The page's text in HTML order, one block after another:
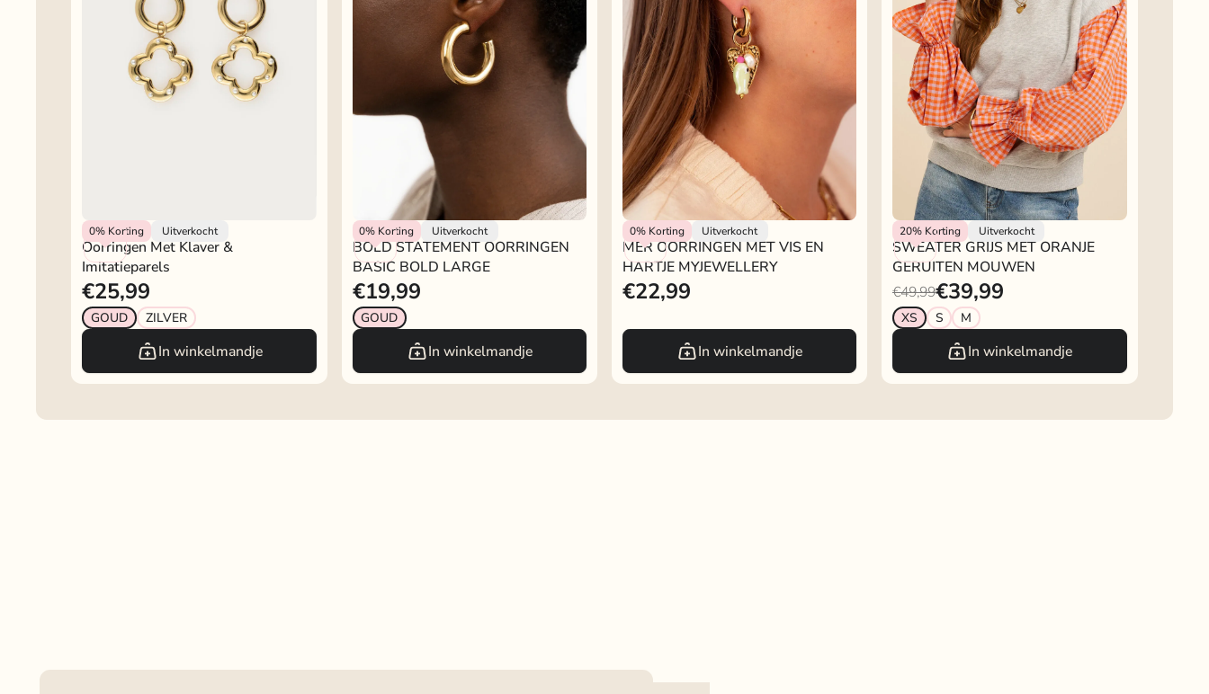
0% Korting Uitverkocht
My Jewellery
Oorringen Met Klaver &
Imitatieparels
€25,99
GOUD ZILVER
In winkelmandje
0% Korting Uitverkocht
My Jewellery
BOLD STATEMENT OORRINGEN
BASIC BOLD LARGE
€19,99
GOUD
In winkelmandje
0%Korting Uitverkocht
My Jewellery
MER OORRINGEN MET VIS EN
HARTJE MYJEWELLERY
€22,99
In winkelmandje
20%Korting Uitverkocht
My Jewellery
SWEATER GRIJS MET ORANJE
GERUITEN MOUWEN
€49,99€39,99
XS S M
In winkelmandje